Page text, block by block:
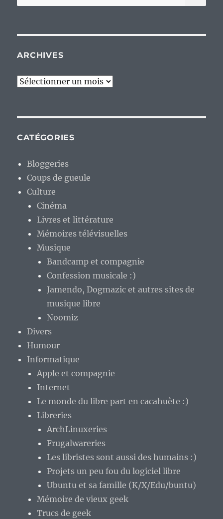
pour :
ARCHIVES
Archives
CATÉGORIES
Bloggeries
Coups de gueule
Culture
Cinéma
Livres et littérature
Mémoires télévisuelles
Musique
Bandcamp et compagnie
Confession musicale :)
Jamendo, Dogmazic et autres sites de
musique libre
Noomiz
Divers
Humour
Informatique
Apple et compagnie
Internet
Le monde du libre part en cacahuète :)
Libreries
ArchLinuxeries
Frugalwareries
Les libristes sont aussi des humains :)
Projets un peu fou du logiciel libre
Ubuntu et sa famille (K/X/Edu/buntu)
Mémoire de vieux geek
Trucs de geek